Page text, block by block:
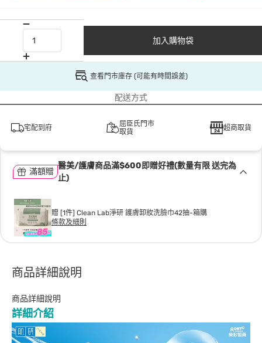
加入購物袋
查看門市庫存 (可能有時間誤差)
配送方式
宅配到府
屈臣氏門市
取貨
超商取貨
滿額贈
醫美/護膚商品滿$600即贈好禮(數量有限 送完為
止)
贈 [1件] Clean Lab淨研 護膚卸妝洗臉巾42抽-箱購
條款及細則
商品詳細說明
商品詳細說明
詳細介紹